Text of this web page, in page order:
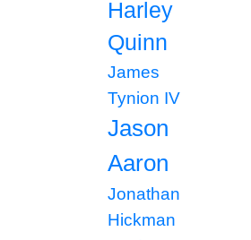
Harley
Quinn
James
Tynion IV
Jason
Aaron
Jonathan
Hickman